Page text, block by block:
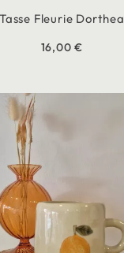
Tasse Fleurie Dorthea
16,00 €